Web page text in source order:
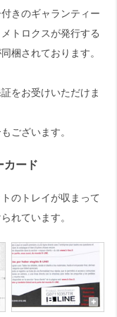
きのギャランティー
トロクスが発行する
梱されております。
をお受けいただけま
ございます。
カード
のトレイが収まって
れています。